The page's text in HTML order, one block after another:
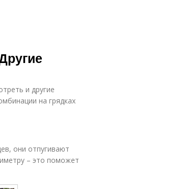
и другие
на грядках
они отпугивают
– это поможет